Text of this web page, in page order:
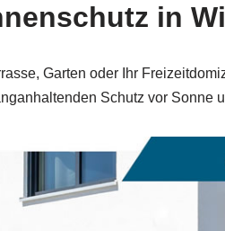
in
Garten oder Ihr
Schutz vor Sonne